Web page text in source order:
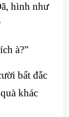
hình như
à?”
bất đắc
khác